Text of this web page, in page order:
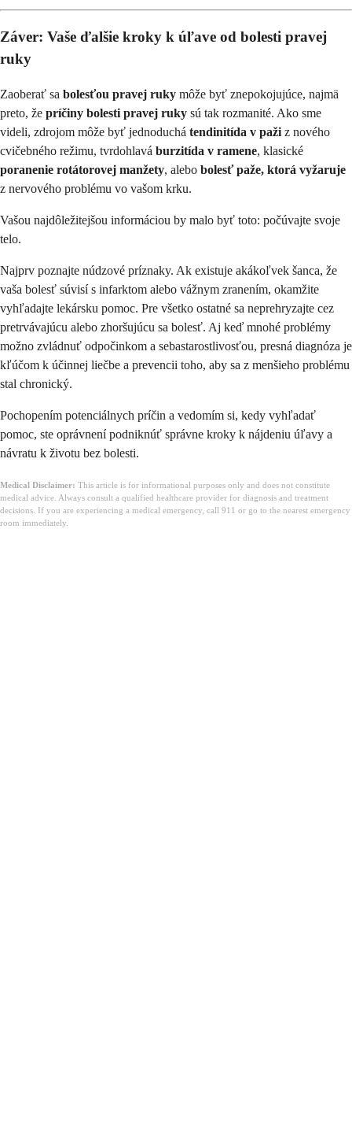
Záver: Vaše ďalšie kroky k úľave od bolesti pravej
ruky
Zaoberať sa bolesťou pravej ruky môže byť znepokojujúce, najmä
preto, že príčiny bolesti pravej ruky sú tak rozmanité. Ako sme
videli, zdrojom môže byť jednoduchá tendinitída v paži z nového
cvičebného režimu, tvrdohlavá burzitída v ramene, klasické
poranenie rotátorovej manžety, alebo bolesť paže, ktorá vyžaruje
z nervového problému vo vašom krku.
Vašou najdôležitejšou informáciou by malo byť toto: počúvajte svoje
telo.
Najprv poznajte núdzové príznaky. Ak existuje akákoľvek šanca, že
vaša bolesť súvisí s infarktom alebo vážnym zranením, okamžite
vyhľadajte lekársku pomoc. Pre všetko ostatné sa neprehryzajte cez
pretrvávajúcu alebo zhoršujúcu sa bolesť. Aj keď mnohé problémy
možno zvládnuť odpočinkom a sebastarostlivosťou, presná diagnóza je
kľúčom k účinnej liečbe a prevencii toho, aby sa z menšieho problému
stal chronický.
Pochopením potenciálnych príčin a vedomím si, kedy vyhľadať
pomoc, ste oprávnení podniknúť správne kroky k nájdeniu úľavy a
návratu k životu bez bolesti.
Medical Disclaimer: This article is for informational purposes only and does not constitute
medical advice. Always consult a qualified healthcare provider for diagnosis and treatment
decisions. If you are experiencing a medical emergency, call 911 or go to the nearest emergency
room immediately.